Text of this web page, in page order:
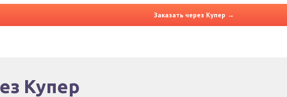
Заказать через Купер →
Купер